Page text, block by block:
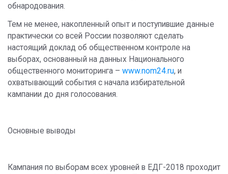
обнародования.
Тем не менее, накопленный опыт и поступившие данные
практически со всей России позволяют сделать
настоящий доклад об общественном контроле на
выборах, основанный на данных Национального
общественного мониторинга – www.nom24.ru, и
охватывающий события с начала избирательной
кампании до дня голосования.
Основные выводы
Кампания по выборам всех уровней в ЕДГ-2018 проходит